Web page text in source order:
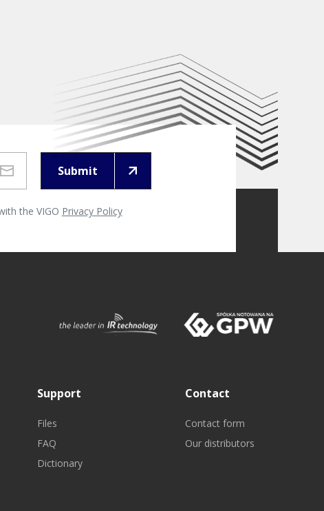
Submit
the VIGO Privacy Policy
Support
Files
FAQ
Dictionary
Contact
Contact form
Our distributors